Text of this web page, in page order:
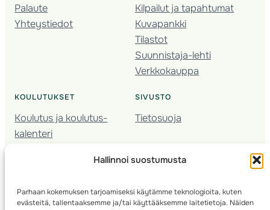
Hallinnoi suostumusta
Parhaan kokemuksen tarjoamiseksi käytämme teknologioita, kuten
evästeitä, tallentaaksemme ja/tai käyttääksemme laitetietoja. Näiden
Palaute
Yhteystiedot
Kilpailut ja tapahtumat
Kuvapankki
Tilastot
Suunnistaja-lehti
Verkkokauppa
KOULUTUKSET
Koulutus ja koulutus­
kalenteri
Seura­kehittäminen
Kartoitus
SIVUSTO
Tietosuoja